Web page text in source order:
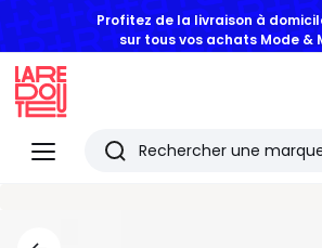
Profitez de la livraison à
sur tous vos achats Mode &
Menu
Redoute
Rechercher